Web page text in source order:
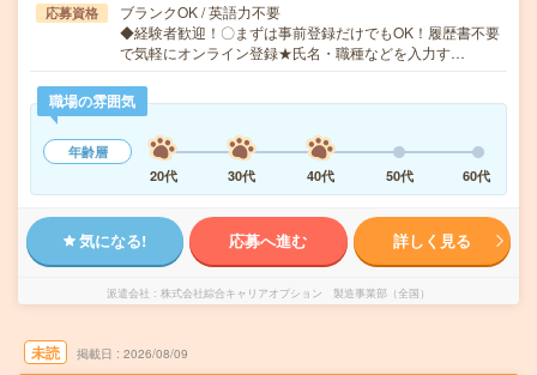
応募資格
ブランクOK / 英語力不要
◆経験者歓迎！〇まずは事前登録だけでもOK！履歴書不要
で気軽にオンライン登録★氏名・職種などを入力す…
職場の雰囲気
年齢層
20代
30代 40代 50代 60代
気になる! 応募へ進む 詳しく見る
派遣会社 株式会社綜合キャリアオプション 製造事業部（全国）
未読 掲載日 2026/08/09